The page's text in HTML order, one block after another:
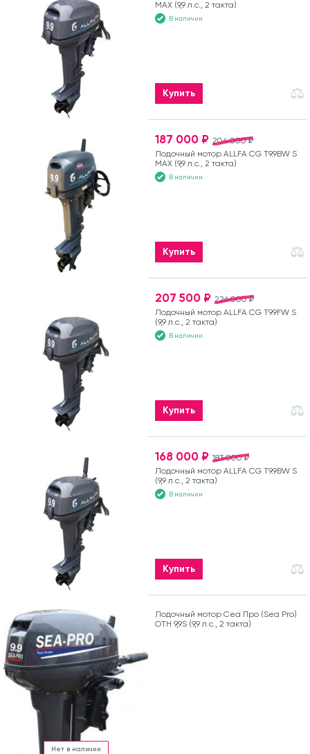
MAX (9,9 л.с., 2 такта)
В наличии
Купить
204 000 ₽
187 000 ₽
Лодочный мотор ALLFA CG T9.9BW S
MAX (9,9 л.с., 2 такта)
В наличии
Купить
226 000 ₽
207 500 ₽
Лодочный мотор ALLFA CG T9.9FW S
(9,9 л.с., 2 такта)
В наличии
Купить
183 000 ₽
168 000 ₽
Лодочный мотор ALLFA CG T9.9BW S
(9,9 л.с., 2 такта)
В наличии
Купить
Нет в наличии
Лодочный мотор Сеа Про (Sea Pro)
OTH 9,9S (9,9 л.с., 2 такта)